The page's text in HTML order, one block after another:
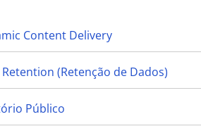
Content Delivery
(Retenção de Dados)
Público